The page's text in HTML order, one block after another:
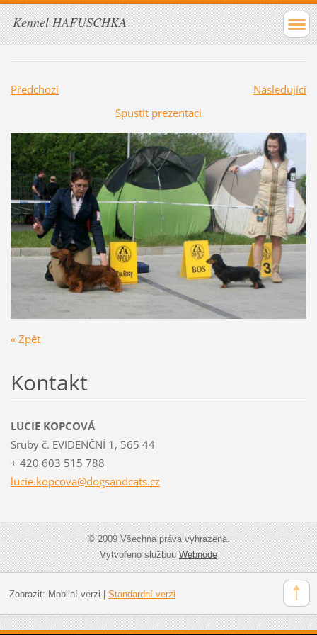
Kennel HAFUSCHKA
Předchozí
Následující
Spustit prezentaci
« Zpět
Kontakt
LUCIE KOPCOVÁ
Sruby č. EVIDENČNÍ 1, 565 44
+ 420 603 515 788
lucie.kopcova@dogsandcats.cz
© 2009 Všechna práva vyhrazena.
Vytvořeno službouWebnode
Zobrazit: Mobilní verzi Standardní verzi